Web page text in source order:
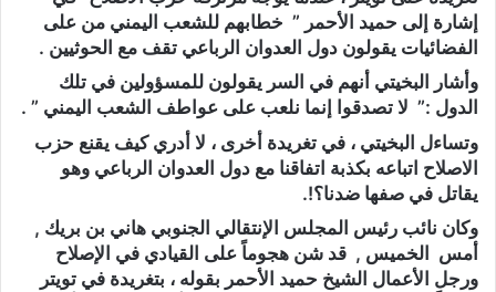
إشارة إلى حميد الأحمر ” خطابهم للشعب اليمني من على
الفضائيات يقولون دول العدوان الرباعي تقف مع الحوثيين .
وأشار البخيتي أنهم في السر يقولون للمسؤولين في تلك
الدول :” لا تصدقوا إنما نلعب على عواطف الشعب اليمني ” .
وتساءل البخيتي ، في تغريدة أخرى ، لا أدري كيف يقنع حزب
الاصلاح اتباعه بكذبة اتفاقنا مع دول العدوان الرباعي وهو
يقاتل في صفها ضدنا؟!.
وكان نائب رئيس المجلس الإنتقالي الجنوبي هاني بن بريك ,
أمس الخميس , قد شن هجوماً على القيادي في الإصلاح
ورجل الأعمال الشيخ حميد الأحمر بقوله ، بتغريدة في تويتر